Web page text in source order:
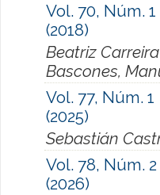
Vol. 70, Núm. 1
(2018)
Beatriz
Bascones,
Vol. 77, Núm. 1
(2025)
Sebastián
Vol. 78, Núm. 2
(2026)